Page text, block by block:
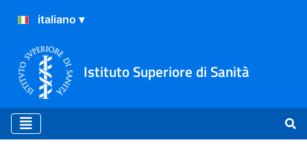
Istituto Superiore di Sanità